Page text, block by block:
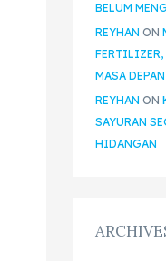
BELUM
REYHAN ON
FERTILIZER,
MASA
REYHAN ON
SAYURAN
HIDANGAN